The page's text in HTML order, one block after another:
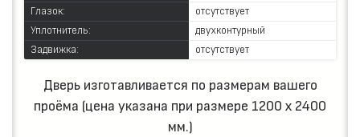
Глазок:
отсутствует
Уплотнитель:
двухконтурный
Задвижка:
отсутствует
Дверь изготавливается по размерам вашего
проёма (цена указана при размере 1200 x 2400
мм.)